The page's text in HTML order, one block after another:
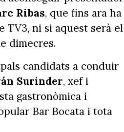
Ribas, que fins ara ha
TV3, ni si aquest serà el
dimecres.
candidats a conduir
Surinder, xef i
gastronòmica i
Bar Bocata i tota